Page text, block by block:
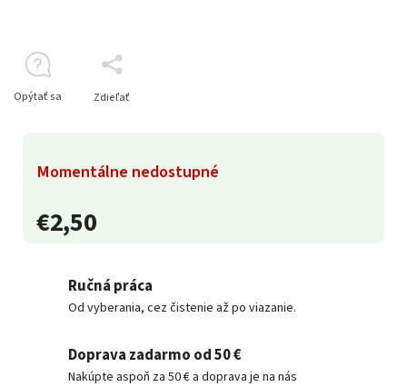
€2,50
Momentálne nedostupné
Opýtať sa Zdieľať
Ručná práca
Od vyberania, cez čistenie až po viazanie.
Doprava zadarmo od 50 €
Nakúpte aspoň za 50 € a doprava je na nás